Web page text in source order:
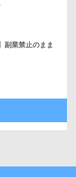
副業禁止のまま